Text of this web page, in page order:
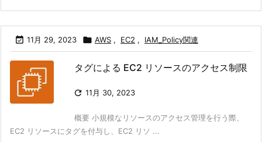
 11月 29, 2023  AWS , EC2 , IAM_Policy関連
タグによる EC2 リソースのアクセス制限
 11月 30, 2023
概要 小規模なリソースのアクセス管理を行う際、
EC2 リソースにタグを付与し、EC2 リソ ...